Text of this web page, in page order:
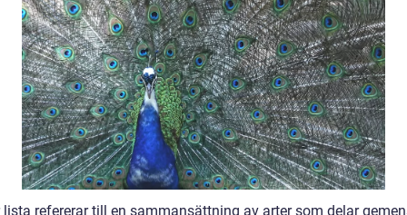
refererar till en sammansättning av arter som delar